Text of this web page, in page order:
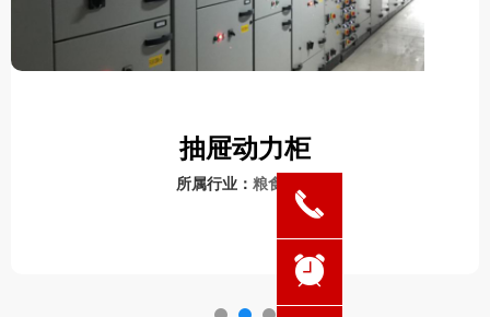
抽屉动力柜
所属行业： 粮食行业
끅
뀥